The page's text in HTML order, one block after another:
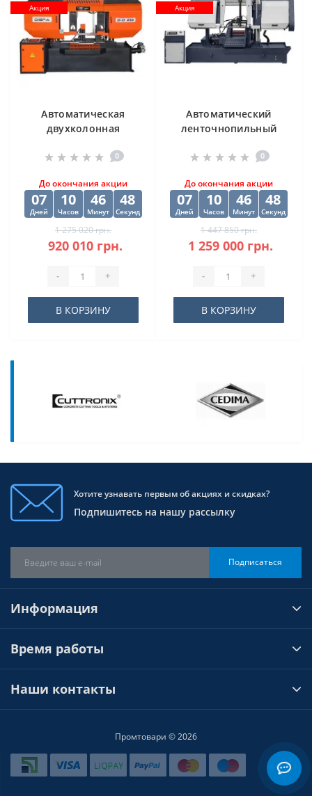
Акция
Автоматическая
двухколонная
DISPA MAKINA D-O
0
До окончания акции
07
Дней
10
Часов
46
Минут
47
Секунд
1 275 020 грн.
920 010 грн.
- +
В КОРЗИНУ
Акция
Автоматический
ленточнопильный
500SA
0
До окончания акции
07
Дней
10
Часов
46
Минут
47
Секунд
1 447 850 грн.
1 259 000 грн.
- +
В КОРЗИНУ
Хотите узнавать первым об акциях и скидках?
Подпишитесь на нашу рассылку
Подписаться
Информация
Время работы
Наши контакты
Промтовари © 2026